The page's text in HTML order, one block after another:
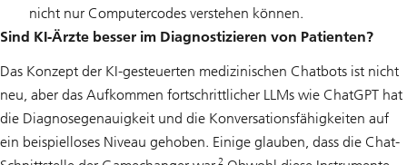
nicht nur Computercodes verstehen können.
Sind KI-Ärzte besser im Diagnostizieren von Patienten?
Das Konzept der KI-gesteuerten medizinischen Chatbots ist nicht
neu, aber das Aufkommen fortschrittlicher LLMs wie ChatGPT hat
die Diagnosegenauigkeit und die Konversationsfähigkeiten auf
ein beispielloses Niveau gehoben. Einige glauben, dass die Chat-
2